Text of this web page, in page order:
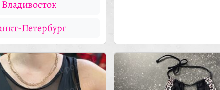
Владивосток
Петербург